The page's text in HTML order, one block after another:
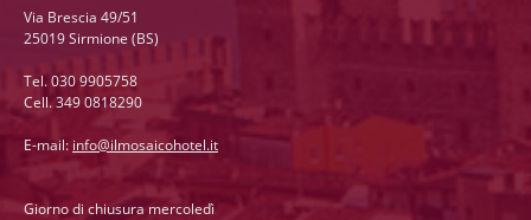
Via Brescia 49/51
25019 Sirmione (BS)
Tel. 030 9905758
Cell. 349 0818290
E-mail: info@ilmosaicohotel.it
Giorno di chiusura mercoledì